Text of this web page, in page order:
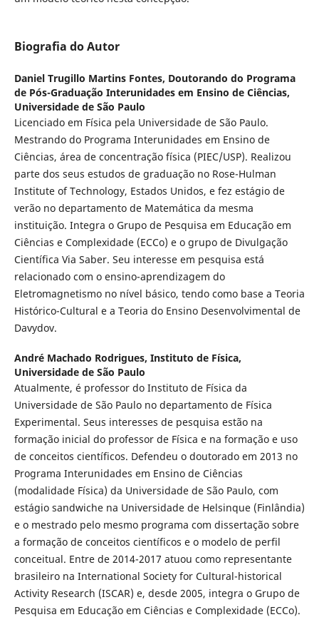
Biografia do Autor
Daniel Trugillo Martins Fontes, Doutorando do Programa
de Pós-Graduação Interunidades em Ensino de Ciências,
Universidade de São Paulo
Licenciado em Física pela Universidade de São Paulo.
Mestrando do Programa Interunidades em Ensino de
Ciências, área de concentração física (PIEC/USP). Realizou
parte dos seus estudos de graduação no Rose-Hulman
Institute of Technology, Estados Unidos, e fez estágio de
verão no departamento de Matemática da mesma
instituição. Integra o Grupo de Pesquisa em Educação em
Ciências e Complexidade (ECCo) e o grupo de Divulgação
Científica Via Saber. Seu interesse em pesquisa está
relacionado com o ensino-aprendizagem do
Eletromagnetismo no nível básico, tendo como base a Teoria
Histórico-Cultural e a Teoria do Ensino Desenvolvimental de
Davydov.
André Machado Rodrigues, Instituto de Física,
Universidade de São Paulo
Atualmente, é professor do Instituto de Física da
Universidade de São Paulo no departamento de Física
Experimental. Seus interesses de pesquisa estão na
formação inicial do professor de Física e na formação e uso
de conceitos científicos. Defendeu o doutorado em 2013 no
Programa Interunidades em Ensino de Ciências
(modalidade Física) da Universidade de São Paulo, com
estágio sandwiche na Universidade de Helsinque (Finlândia)
e o mestrado pelo mesmo programa com dissertação sobre
a formação de conceitos científicos e o modelo de perfil
conceitual. Entre de 2014-2017 atuou como representante
brasileiro na International Society for Cultural-historical
Activity Research (ISCAR) e, desde 2005, integra o Grupo de
Pesquisa em Educação em Ciências e Complexidade (ECCo).